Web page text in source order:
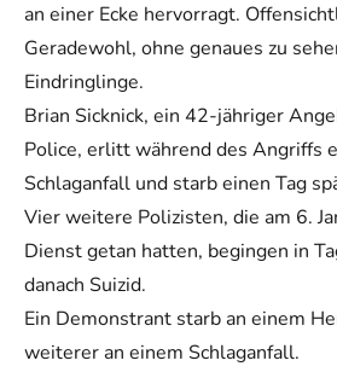
an einer Ecke hervorragt.
Geradewohl, ohne genaues zu
Eindringlinge.
Brian Sicknick, ein 42-jähriger
Police, erlitt während des Angriffs
Schlaganfall und starb einen Tag
Vier weitere Polizisten, die am 6.
Dienst getan hatten, begingen in
danach Suizid.
Ein Demonstrant starb an einem
weiterer an einem Schlaganfall.